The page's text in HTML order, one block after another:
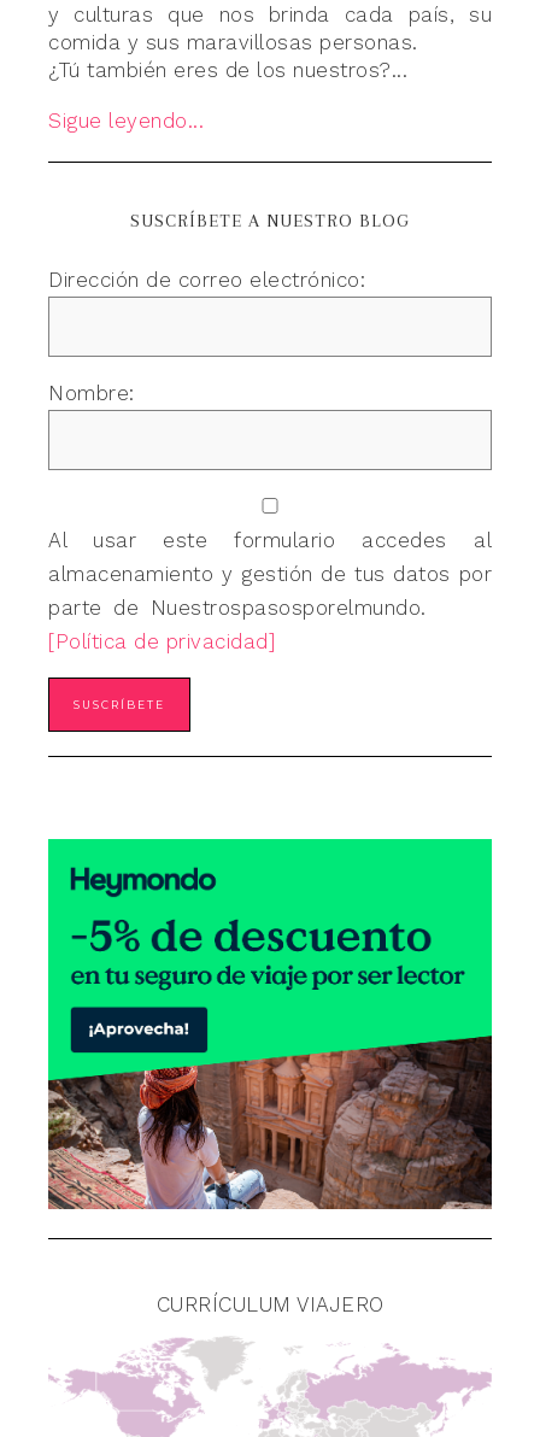
y culturas que nos brinda cada país, su
comida y sus maravillosas personas.
¿Tú también eres de los nuestros?...
Sigue leyendo...
SUSCRÍBETE A NUESTRO BLOG
Dirección de correo electrónico:
Nombre:
Al usar este formulario accedes al
almacenamiento y gestión de tus datos por
parte de Nuestrospasosporelmundo.
[Política de privacidad]
CURRÍCULUM VIAJERO